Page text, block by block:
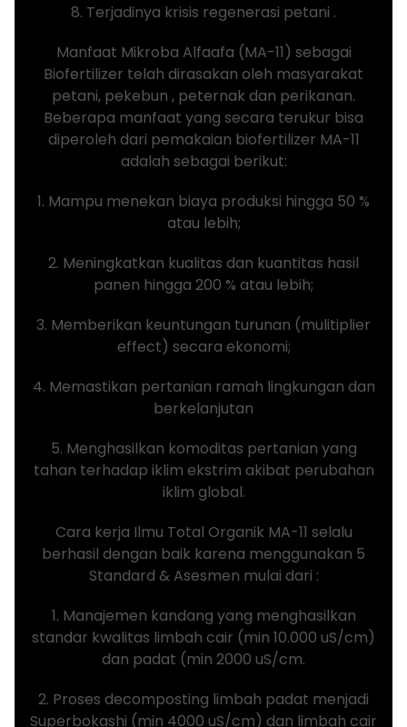
8. Terjadinya krisis regenerasi petani .
Manfaat Mikroba Alfaafa (MA-11) sebagai
Biofertilizer telah dirasakan oleh masyarakat
petani, pekebun , peternak dan perikanan.
Beberapa manfaat yang secara terukur bisa
diperoleh dari pemakaian biofertilizer MA-11
adalah sebagai berikut:
1. Mampu menekan biaya produksi hingga 50 %
atau lebih;
2. Meningkatkan kualitas dan kuantitas hasil
panen hingga 200 % atau lebih;
3. Memberikan keuntungan turunan (mulitiplier
effect) secara ekonomi;
4. Memastikan pertanian ramah lingkungan dan
berkelanjutan
5. Menghasilkan komoditas pertanian yang
tahan terhadap iklim ekstrim akibat perubahan
iklim global.
Cara kerja Ilmu Total Organik MA-11 selalu
berhasil dengan baik karena menggunakan 5
Standard & Asesmen mulai dari :
1. Manajemen kandang yang menghasilkan
standar kwalitas limbah cair (min 10.000 uS/cm)
dan padat (min 2000 uS/cm.
2. Proses decomposting limbah padat menjadi
Superbokashi (min 4000 uS/cm) dan limbah cair